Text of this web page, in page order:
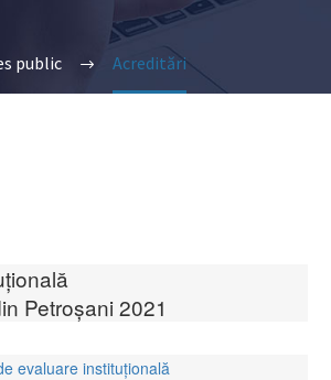
public Acreditări
Petroșani 2021
evaluare instituțională